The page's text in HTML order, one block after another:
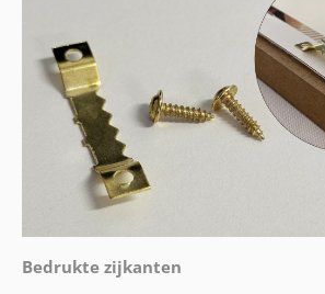
Bedrukte zijkanten